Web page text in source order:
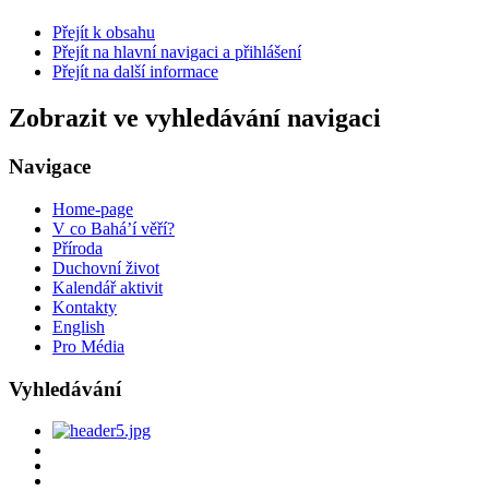
Přejít k obsahu
Přejít na hlavní navigaci a přihlášení
Přejít na další informace
Zobrazit ve vyhledávání navigaci
Navigace
Home-page
V co Bahá’í věří?
Příroda
Duchovní život
Kalendář aktivit
Kontakty
English
Pro Média
Vyhledávání